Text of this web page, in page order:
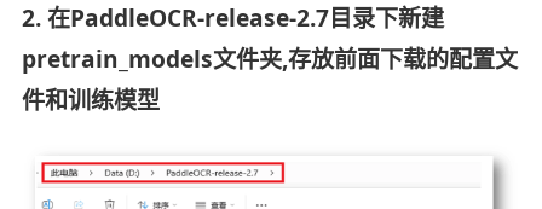
2. 在PaddleOCR-release-2.7目录下新建
pretrain_models文件夹,存放前面下载的配置文
件和训练模型